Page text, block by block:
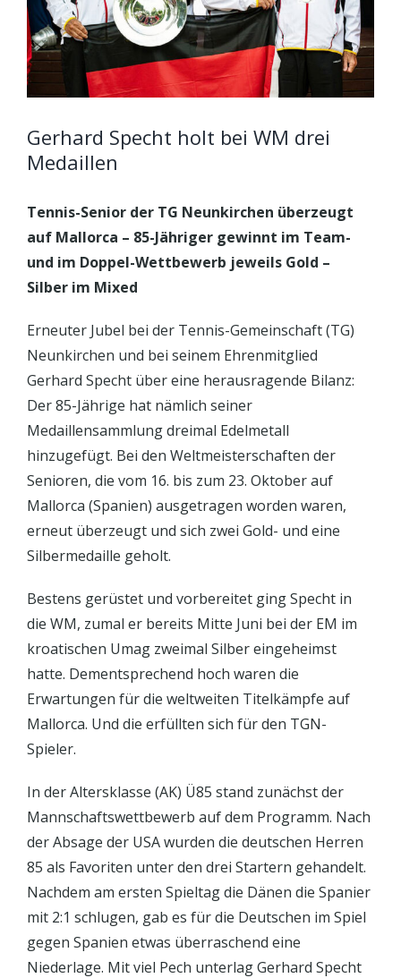
Gerhard Specht holt bei WM drei
Medaillen
Tennis-Senior der TG Neunkirchen überzeugt
auf Mallorca – 85-Jähriger gewinnt im Team-
und im Doppel-Wettbewerb jeweils Gold –
Silber im Mixed
Erneuter Jubel bei der Tennis-Gemeinschaft (TG)
Neunkirchen und bei seinem Ehrenmitglied
Gerhard Specht über eine herausragende Bilanz:
Der 85-Jährige hat nämlich seiner
Medaillensammlung dreimal Edelmetall
hinzugefügt. Bei den Weltmeisterschaften der
Senioren, die vom 16. bis zum 23. Oktober auf
Mallorca (Spanien) ausgetragen worden waren,
erneut überzeugt und sich zwei Gold- und eine
Silbermedaille geholt.
Bestens gerüstet und vorbereitet ging Specht in
die WM, zumal er bereits Mitte Juni bei der EM im
kroatischen Umag zweimal Silber eingeheimst
hatte. Dementsprechend hoch waren die
Erwartungen für die weltweiten Titelkämpfe auf
Mallorca. Und die erfüllten sich für den TGN-
Spieler.
In der Altersklasse (AK) Ü85 stand zunächst der
Mannschaftswettbewerb auf dem Programm. Nach
der Absage der USA wurden die deutschen Herren
85 als Favoriten unter den drei Startern gehandelt.
Nachdem am ersten Spieltag die Dänen die Spanier
mit 2:1 schlugen, gab es für die Deutschen im Spiel
gegen Spanien etwas überraschend eine
Niederlage. Mit viel Pech unterlag Gerhard Specht